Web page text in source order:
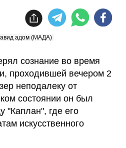
адом (МАДА)
сознание во время
проходившей вечером 2
неподалеку от
состоянии он был
"Каплан", где его
искусственного